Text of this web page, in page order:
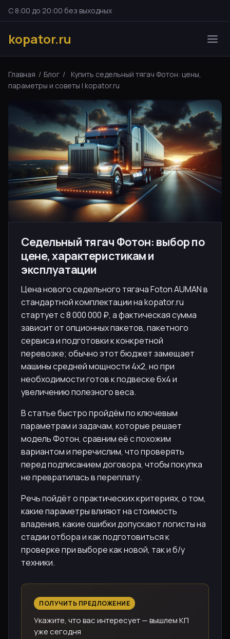
С 8:00 до 20:00 без выходных
kopator.ru
Главная / Блог /
Купить седельный тягач Фотон: цены,
параметры и советы | kopator.ru
Седельный тягач Фотон: выбор по
цене, характеристикам и
эксплуатации
Цена нового седельного тягача Foton AUMAN в
стандартной комплектации на kopator.ru
стартует с 8 000 000 ₽, а фактическая сумма
зависит от опционных пакетов, пакетного
сервиса и подготовки к конкретной
перевозке; обычно этот бюджет замещает
машины средней мощности 4x2, но при
необходимости готов к подвеске 6x4 и
увеличению полезного веса.
В статье быстро пройдём по ключевым
параметрам и задачам, которые решает
модель Фотон, сравним её с похожим
вариантом и перечислим, что проверять
перед подписанием договора, чтобы покупка
не превратилась в переплату.
Речь пойдёт о практических критериях, о том,
какие параметры влияют на стоимость
владения, какие ошибки допускают логисты на
стадии отбора и как подготовиться к
проверке при выборе как новой, так и б/у
техники.
ПОЛУЧИТЬ ПРЕДЛОЖЕНИЕ
Укажите, что вас интересует — вышлем КП
уже сегодня